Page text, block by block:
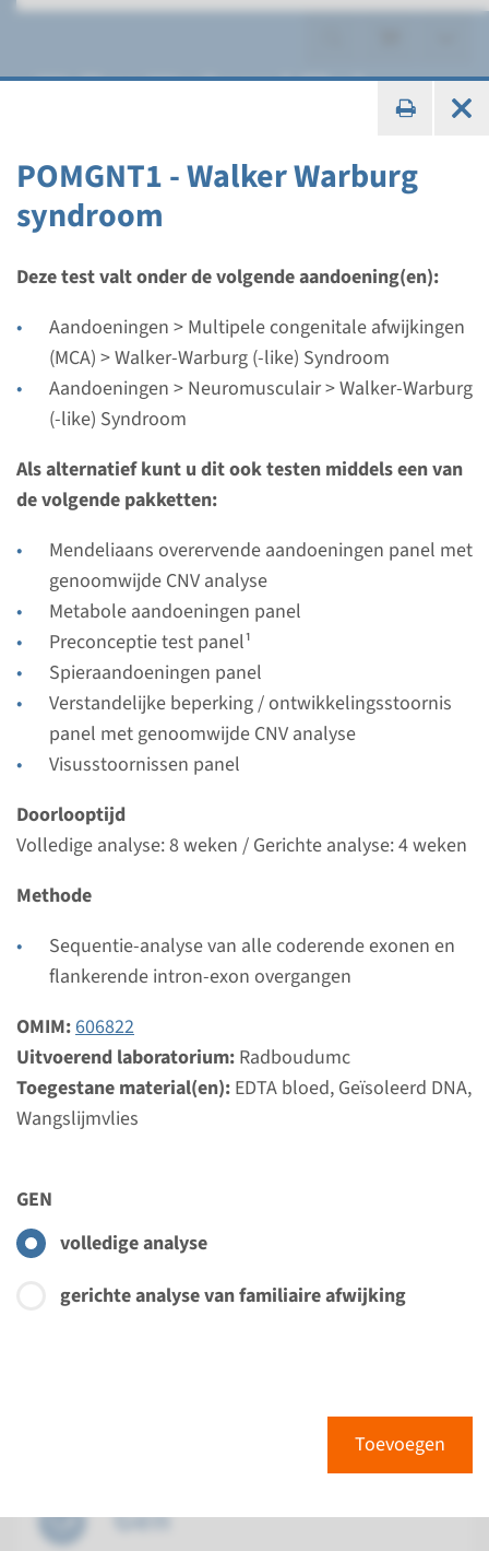
POMGNT1 - Walker Warburg
syndroom
Deze test valt onder de volgende aandoening(en):
Aandoeningen > Multipele congenitale afwijkingen
(MCA) > Walker-Warburg (-like) Syndroom
Aandoeningen > Neuromusculair > Walker-Warburg
(-like) Syndroom
Als alternatief kunt u dit ook testen middels een van
de volgende pakketten:
Mendeliaans overervende aandoeningen panel met
genoomwijde CNV analyse
Metabole aandoeningen panel
Preconceptie test panel¹
Spieraandoeningen panel
Verstandelijke beperking / ontwikkelingsstoornis
panel met genoomwijde CNV analyse
Visusstoornissen panel
Doorlooptijd
Volledige analyse: 8 weken / Gerichte analyse: 4 weken
Methode
Sequentie-analyse van alle coderende exonen en
flankerende intron-exon overgangen
OMIM:606822
Uitvoerend laboratorium: Radboudumc
Toegestane material(en): EDTA bloed, Geïsoleerd DNA,
Wangslijmvlies
GEN
volledige analyse
gerichte analyse van familiaire afwijking
Toevoegen
Walker-Warburg (-like)
Gen
FKRP - Walker Warburg
syndroom
Doorlooptijd
Volledige analyse: 8 weken / Gerichte analyse: 4
weken
Uitvoerend laboratorium
Bekijk
Toevoegen
Gen
FKTN - Walker Warburg
syndroom (Fukuyama
musculaire dystrofie)
Doorlooptijd
Volledige analyse: 8 weken / Gerichte analyse: 4
Uitvoerend laboratorium
Radboudumc
Bekijk
Gen
syndroom
Doorlooptijd
Volledige analyse: 8 weken / Gerichte analyse: 4
Gen